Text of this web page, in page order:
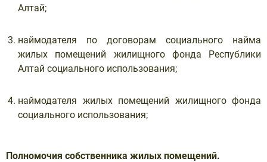
Алтай;
наймодателя по договорам социального найма
жилых помещений жилищного фонда Республики
Алтай социального использования;
наймодателя жилых помещений жилищного фонда
социального использования;
Полномочия собственника жилых помещений.